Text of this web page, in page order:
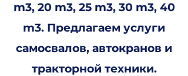
m3, 20 m3, 25 m3, 30 m3, 40
m3. Предлагаем услуги
самосвалов, автокранов и
тракторной техники.